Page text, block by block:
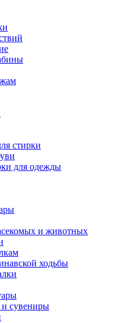
стирки
для одежды
и животных
ходьбы
и сувениры